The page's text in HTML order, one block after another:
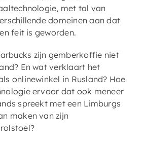
met tal van
domeinen aan dat
feit is geworden.
zijn gemberkoffie niet
En wat verklaart het
onlinewinkel in Rusland? Hoe
ervoor dat ook meneer
spreekt met een Limburgs
maken van zijn